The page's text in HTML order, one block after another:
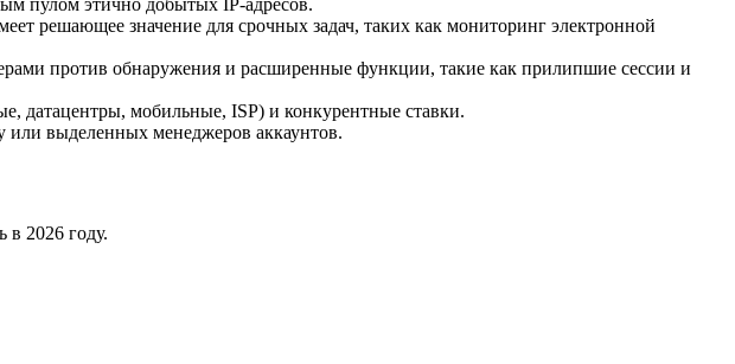
решающее значение для срочных задач, таких как мониторинг электронной
против обнаружения и расширенные функции, такие как прилипшие сессии и
датацентры, мобильные, ISP) и конкурентные ставки.
или выделенных менеджеров аккаунтов.
в 2026 году.